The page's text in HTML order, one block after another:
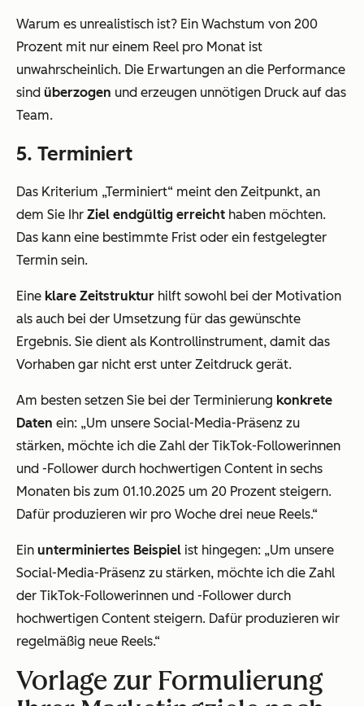
Warum es unrealistisch ist? Ein Wachstum von 200
Prozent mit nur einem Reel pro Monat ist
unwahrscheinlich. Die Erwartungen an die Performance
sind überzogen und erzeugen unnötigen Druck auf das
Team.
5. Terminiert
Das Kriterium „Terminiert“ meint den Zeitpunkt, an
dem Sie Ihr Ziel endgültig erreicht haben möchten.
Das kann eine bestimmte Frist oder ein festgelegter
Termin sein.
Eine klare Zeitstruktur hilft sowohl bei der Motivation
als auch bei der Umsetzung für das gewünschte
Ergebnis. Sie dient als Kontrollinstrument, damit das
Vorhaben gar nicht erst unter Zeitdruck gerät.
Am besten setzen Sie bei der Terminierung konkrete
Daten ein: „Um unsere Social-Media-Präsenz zu
stärken, möchte ich die Zahl der TikTok-Followerinnen
und -Follower durch hochwertigen Content in sechs
Monaten bis zum 01.10.2025 um 20 Prozent steigern.
Dafür produzieren wir pro Woche drei neue Reels.“
Ein unterminiertes Beispiel ist hingegen: „Um unsere
Social-Media-Präsenz zu stärken, möchte ich die Zahl
der TikTok-Followerinnen und -Follower durch
hochwertigen Content steigern. Dafür produzieren wir
regelmäßig neue Reels.“
Vorlage zur Formulierung